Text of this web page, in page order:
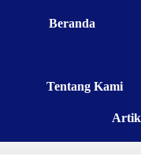
Beranda
Tentang Kami